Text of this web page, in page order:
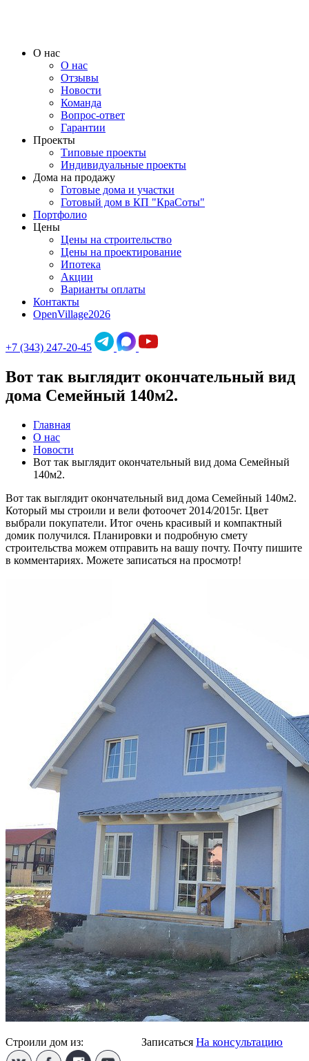
О нас
О нас
Отзывы
Новости
Команда
Вопрос-ответ
Гарантии
Проекты
Типовые проекты
Индивидуальные проекты
Дома на продажу
Готовые дома и участки
Готовый дом в КП "КраСоты"
Портфолио
Цены
Цены на строительство
Цены на проектирование
Ипотека
Акции
Варианты оплаты
Контакты
OpenVillage2026
+7 (343) 247-20-45
Вот так выглядит окончательный вид
дома Семейный 140м2.
Главная
О нас
Новости
Вот так выглядит окончательный вид дома Семейный
140м2.
Вот так выглядит окончательный вид дома Семейный 140м2.
Который мы строили и вели фотоочет 2014/2015г. Цвет
выбрали покупатели. Итог очень красивый и компактный
домик получился. Планировки и подробную смету
строительства можем отправить на вашу почту. Почту пишите
в комментариях. Можете записаться на просмотр!
Строили дом из: Записаться На консультацию